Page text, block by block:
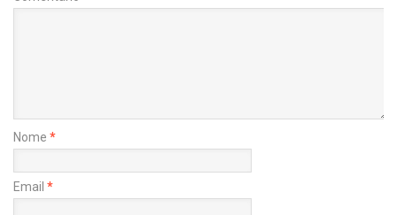
Nome *
Email *